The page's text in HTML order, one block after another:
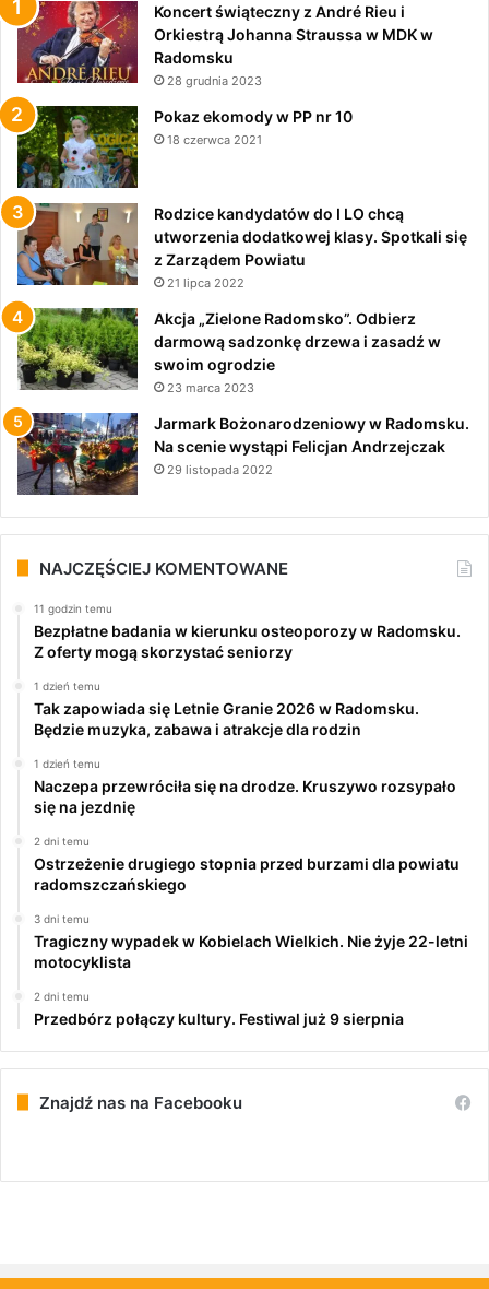
Koncert świąteczny z André Rieu i
Orkiestrą Johanna Straussa w MDK w
Radomsku
28 grudnia 2023
Pokaz ekomody w PP nr 10
18 czerwca 2021
Rodzice kandydatów do I LO chcą
utworzenia dodatkowej klasy. Spotkali się
z Zarządem Powiatu
21 lipca 2022
Akcja „Zielone Radomsko”. Odbierz
darmową sadzonkę drzewa i zasadź w
swoim ogrodzie
23 marca 2023
Jarmark Bożonarodzeniowy w Radomsku.
Na scenie wystąpi Felicjan Andrzejczak
29 listopada 2022
NAJCZĘŚCIEJ KOMENTOWANE
11 godzin temu
Bezpłatne badania w kierunku osteoporozy w Radomsku.
Z oferty mogą skorzystać seniorzy
1 dzień temu
Tak zapowiada się Letnie Granie 2026 w Radomsku.
Będzie muzyka, zabawa i atrakcje dla rodzin
1 dzień temu
Naczepa przewróciła się na drodze. Kruszywo rozsypało
się na jezdnię
2 dni temu
Ostrzeżenie drugiego stopnia przed burzami dla powiatu
radomszczańskiego
3 dni temu
Tragiczny wypadek w Kobielach Wielkich. Nie żyje 22-letni
motocyklista
2 dni temu
Przedbórz połączy kultury. Festiwal już 9 sierpnia
Znajdź nas na Facebooku